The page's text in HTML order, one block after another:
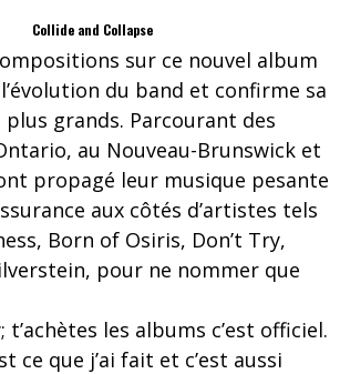
Collide and Collapse
sur ce nouvel album
du band et confirme sa
grands. Parcourant des
au Nouveau-Brunswick et
propagé leur musique pesante
aux côtés d’artistes tels
Born of Osiris, Don’t Try,
pour ne nommer que
t’achètes les albums c’est officiel.
ce que j’ai fait et c’est aussi